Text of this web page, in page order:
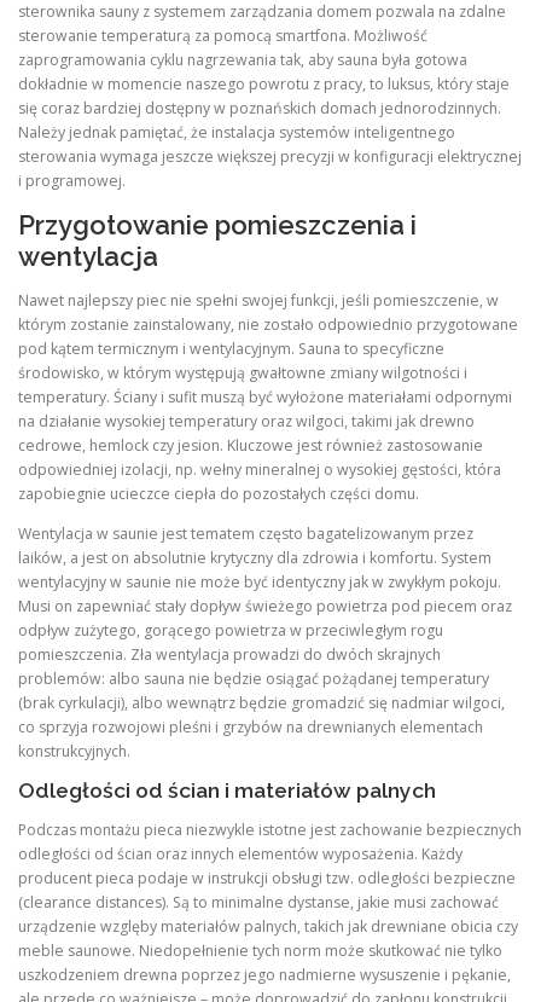
sterownika sauny z systemem zarządzania domem pozwala na zdalne
sterowanie temperaturą za pomocą smartfona. Możliwość
zaprogramowania cyklu nagrzewania tak, aby sauna była gotowa
dokładnie w momencie naszego powrotu z pracy, to luksus, który staje
się coraz bardziej dostępny w poznańskich domach jednorodzinnych.
Należy jednak pamiętać, że instalacja systemów inteligentnego
sterowania wymaga jeszcze większej precyzji w konfiguracji elektrycznej
i programowej.
Przygotowanie pomieszczenia i
wentylacja
Nawet najlepszy piec nie spełni swojej funkcji, jeśli pomieszczenie, w
którym zostanie zainstalowany, nie zostało odpowiednio przygotowane
pod kątem termicznym i wentylacyjnym. Sauna to specyficzne
środowisko, w którym występują gwałtowne zmiany wilgotności i
temperatury. Ściany i sufit muszą być wyłożone materiałami odpornymi
na działanie wysokiej temperatury oraz wilgoci, takimi jak drewno
cedrowe, hemlock czy jesion. Kluczowe jest również zastosowanie
odpowiedniej izolacji, np. wełny mineralnej o wysokiej gęstości, która
zapobiegnie ucieczce ciepła do pozostałych części domu.
Wentylacja w saunie jest tematem często bagatelizowanym przez
laików, a jest on absolutnie krytyczny dla zdrowia i komfortu. System
wentylacyjny w saunie nie może być identyczny jak w zwykłym pokoju.
Musi on zapewniać stały dopływ świeżego powietrza pod piecem oraz
odpływ zużytego, gorącego powietrza w przeciwległym rogu
pomieszczenia. Zła wentylacja prowadzi do dwóch skrajnych
problemów: albo sauna nie będzie osiągać pożądanej temperatury
(brak cyrkulacji), albo wewnątrz będzie gromadzić się nadmiar wilgoci,
co sprzyja rozwojowi pleśni i grzybów na drewnianych elementach
konstrukcyjnych.
Odległości od ścian i materiałów palnych
Podczas montażu pieca niezwykle istotne jest zachowanie bezpiecznych
odległości od ścian oraz innych elementów wyposażenia. Każdy
producent pieca podaje w instrukcji obsługi tzw. odległości bezpieczne
(clearance distances). Są to minimalne dystanse, jakie musi zachować
urządzenie wzglęby materiałów palnych, takich jak drewniane obicia czy
meble saunowe. Niedopełnienie tych norm może skutkować nie tylko
uszkodzeniem drewna poprzez jego nadmierne wysuszenie i pękanie,